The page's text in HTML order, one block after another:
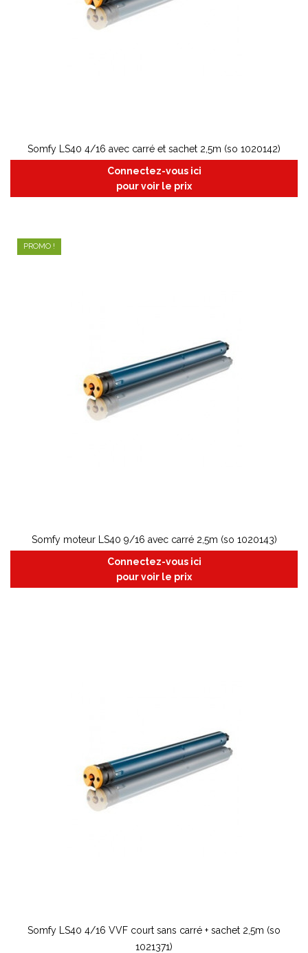
Somfy LS40 4/16 avec carré et sachet 2,5m (so 1020142)
Connectez-vous ici
pour voir le prix
Somfy moteur LS40 9/16 avec carré 2,5m (so 1020143)
Connectez-vous ici
pour voir le prix
PROMO !
Somfy LS40 4/16 VVF court sans carré + sachet 2,5m (so
1021371)